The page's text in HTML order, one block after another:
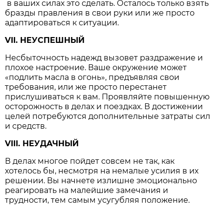
в ваших силах это сделать. Осталось только взять
бразды правления в свои руки или же просто
адаптироваться к ситуации.
VII. НЕУСПЕШНЫЙ
Несбыточность надежд вызовет раздражение и
плохое настроение. Ваше окружение может
«подлить масла в огонь», предъявляя свои
требования, или же просто перестанет
прислушиваться к вам. Проявляйте повышенную
осторожность в делах и поездках. В достижении
целей потребуются дополнительные затраты сил
и средств.
VIII. НЕУДАЧНЫЙ
В делах многое пойдет совсем не так, как
хотелось бы, несмотря на немалые усилия в их
решении. Вы начнете излишне эмоционально
реагировать на малейшие замечания и
трудности, тем самым усугубляя положение.